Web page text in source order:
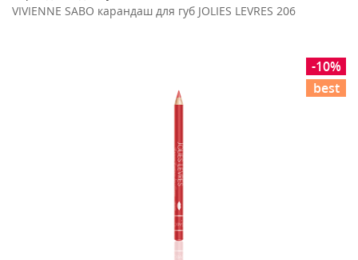
VIVIENNE SABO карандаш для губ JOLIES LEVRES 206
-10%
best